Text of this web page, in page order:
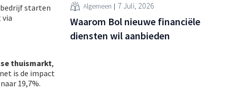
starten
thuismarkt,
is de impact
19,7%.
Algemeen 7 Juli, 2026
Waarom Bol nieuwe financiële
diensten wil aanbieden